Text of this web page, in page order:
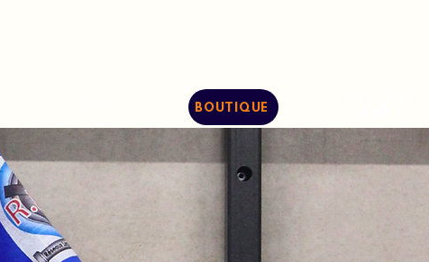
BOUTIQUE